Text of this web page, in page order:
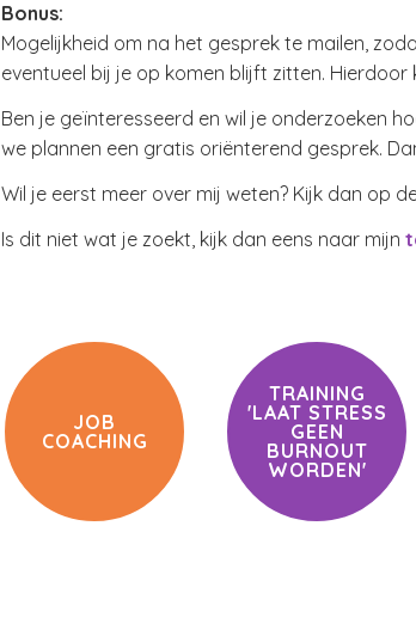
Bonus:
Mogelijkheid om na het gesprek te mailen,
eventueel bij je op komen blijft zitten.
Ben je geïnteresseerd en wil je onderzoeken
we plannen een gratis oriënterend gesprek.
Wil je eerst meer over mij weten? Kijk dan op
Is dit niet wat je zoekt, kijk dan eens naar mijn
JOB
COACHING
TRAINING
'LAAT STRESS
GEEN
BURNOUT
WORDEN'